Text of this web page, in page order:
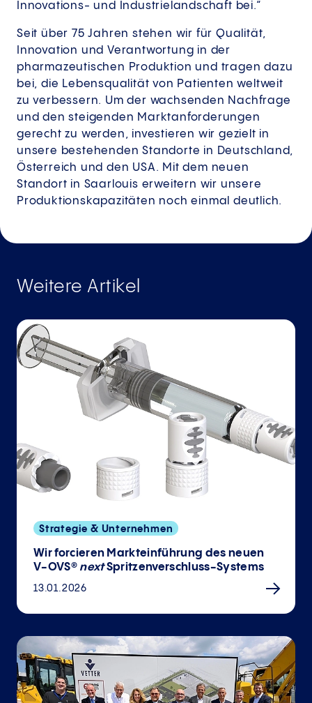
Innovations- und Industrielandschaft bei.“
Seit über 75 Jahren stehen wir für Qualität,
Innovation und Verantwortung in der
pharmazeutischen Produktion und tragen dazu
bei, die Lebensqualität von Patienten weltweit
zu verbessern. Um der wachsenden Nachfrage
und den steigenden Marktanforderungen
gerecht zu werden, investieren wir gezielt in
unsere bestehenden Standorte in Deutschland,
Österreich und den USA. Mit dem neuen
Standort in Saarlouis erweitern wir unsere
Produktionskapazitäten noch einmal deutlich.
Weitere Artikel
Strategie & Unternehmen
Wir forcieren Markteinführung des neuen
V-OVS® nextSpritzenverschluss-Systems
13.01.2026